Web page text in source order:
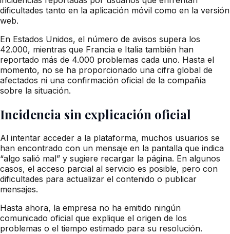
dificultades tanto en la aplicación móvil como en la versión
web.
En Estados Unidos, el número de avisos supera los
42.000, mientras que Francia e Italia también han
reportado más de 4.000 problemas cada uno. Hasta el
momento, no se ha proporcionado una cifra global de
afectados ni una confirmación oficial de la compañía
sobre la situación.
Incidencia sin explicación oficial
Al intentar acceder a la plataforma, muchos usuarios se
han encontrado con un mensaje en la pantalla que indica
“algo salió mal” y sugiere recargar la página. En algunos
casos, el acceso parcial al servicio es posible, pero con
dificultades para actualizar el contenido o publicar
mensajes.
Hasta ahora, la empresa no ha emitido ningún
comunicado oficial que explique el origen de los
problemas o el tiempo estimado para su resolución.